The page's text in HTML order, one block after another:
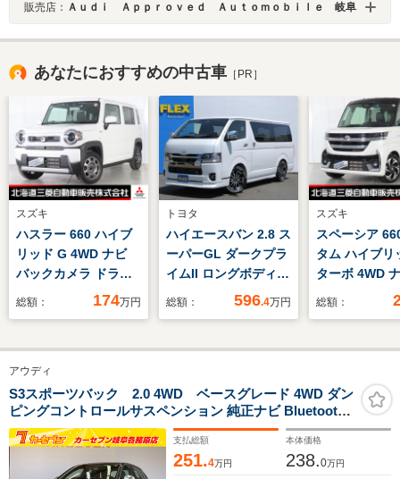
販売店： Ａｕｄｉ Ａｐｐｒｏｖｅｄ Ａｕｔｏｍｏｂｉｌｅ 岐阜
あなたにおすすめの中古車 ［PR］
スズキ
ハスラー 660 ハイブ
リッド G 4WD ナビ
バックカメラ ドライ
ブレコーダー ETC シ
ロール 横滑り防止装
置 衝突被害軽減ブレ
ーキ
総額： 174万円
トヨタ
ハイエースバン 2.8 ス
ーパーGL ダークプラ
イムII ロングボディ
ディーゼルターボ
イラー サイドステッ
ー 両側パワースライ
ドドア 089パールホ
ワイト バイビームヘ
ローダウン デルフ
総額： 596.4万円
スズキ
スペーシア
タム ハイブリ
ターボ 4WD
ックカメラ ド
ートヒーター
総額：
アウディ
S3スポーツバック 2.0 4WD ベースグレード 4WD ダン
ピングコントロールサスペンション 純正ナビ Bluetooth
TV ハーフレザーシート バックカメラ クリアランスソナ
ー クルーズコントロール 純正18インチAW
支払総額
251.4万円
本体価格
238.0万円